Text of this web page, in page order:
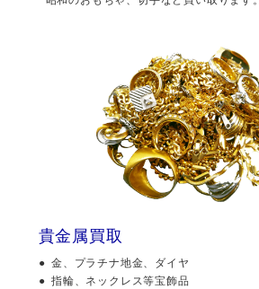
貴金属買取
金、プラチナ地金、ダイヤ
指輪、ネックレス等宝飾品